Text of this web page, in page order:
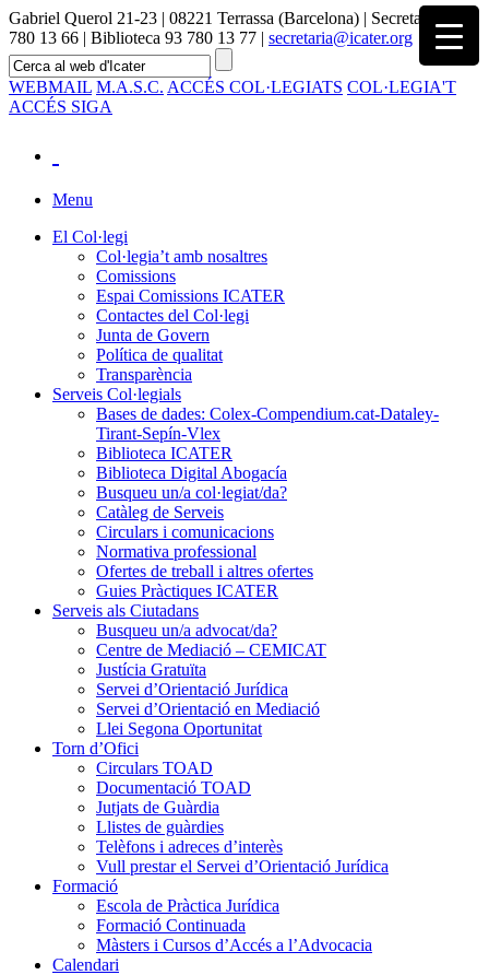
Gabriel Querol 21-23 | 08221 Terrassa (Barcelona) | Secretaria 93
780 13 66 | Biblioteca 93 780 13 77 | secretaria@icater.org
WEBMAIL M.A.S.C. ACCÉS COL·LEGIATS COL·LEGIA'T
ACCÉS SIGA
Menu
El Col·legi
Col·legia’t amb nosaltres
Comissions
Espai Comissions ICATER
Contactes del Col·legi
Junta de Govern
Política de qualitat
Transparència
Serveis Col·legials
Bases de dades: Colex-Compendium.cat-Dataley-
Tirant-Sepín-Vlex
Biblioteca ICATER
Biblioteca Digital Abogacía
Busqueu un/a col·legiat/da?
Catàleg de Serveis
Circulars i comunicacions
Normativa professional
Ofertes de treball i altres ofertes
Guies Pràctiques ICATER
Serveis als Ciutadans
Busqueu un/a advocat/da?
Centre de Mediació – CEMICAT
Justícia Gratuïta
Servei d’Orientació Jurídica
Servei d’Orientació en Mediació
Llei Segona Oportunitat
Torn d’Ofici
Circulars TOAD
Documentació TOAD
Jutjats de Guàrdia
Llistes de guàrdies
Telèfons i adreces d’interès
Vull prestar el Servei d’Orientació Jurídica
Formació
Escola de Pràctica Jurídica
Formació Continuada
Màsters i Cursos d’Accés a l’Advocacia
Calendari